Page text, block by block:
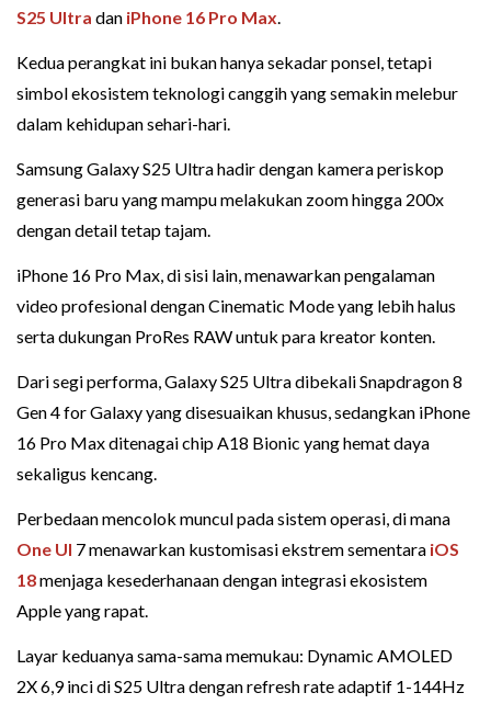
S25 Ultra dan iPhone 16 Pro Max.
Kedua perangkat ini bukan hanya sekadar ponsel, tetapi
simbol ekosistem teknologi canggih yang semakin melebur
dalam kehidupan sehari-hari.
Samsung Galaxy S25 Ultra hadir dengan kamera periskop
generasi baru yang mampu melakukan zoom hingga 200x
dengan detail tetap tajam.
iPhone 16 Pro Max, di sisi lain, menawarkan pengalaman
video profesional dengan Cinematic Mode yang lebih halus
serta dukungan ProRes RAW untuk para kreator konten.
Dari segi performa, Galaxy S25 Ultra dibekali Snapdragon 8
Gen 4 for Galaxy yang disesuaikan khusus, sedangkan iPhone
16 Pro Max ditenagai chip A18 Bionic yang hemat daya
sekaligus kencang.
Perbedaan mencolok muncul pada sistem operasi, di mana
One UI 7 menawarkan kustomisasi ekstrem sementara iOS
18menjaga kesederhanaan dengan integrasi ekosistem
Apple yang rapat.
Layar keduanya sama-sama memukau: Dynamic AMOLED
2X 6,9 inci di S25 Ultra dengan refresh rate adaptif 1-144Hz